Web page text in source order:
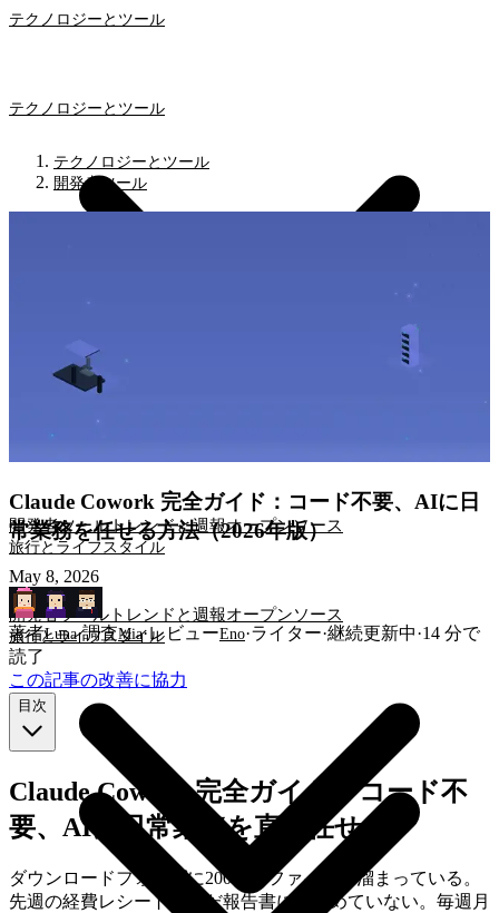
テクノロジーとツール
開発者ツールトレンドと週報オープンソース
旅行とライフスタイル
テクノロジーとツール
開発者ツール トレンドと週報オープンソース
旅行とライフスタイル
テクノロジーとツール
開発者ツール
Claude Cowork 完全ガイド：コード不要、AIに日
常業務を任せる方法（2026年版）
May 8, 2026
著者Luna·調査Mia·レビューEno·ライター·継続更新中·14 分で
読了
この記事の改善に協力
目次
Claude Cowork 完全ガイド：コード不
要、AIに日常業務を直接任せる
ダウンロードフォルダに200個のファイルが溜まっている。
先週の経費レシートはまだ報告書にまとめていない。毎週月